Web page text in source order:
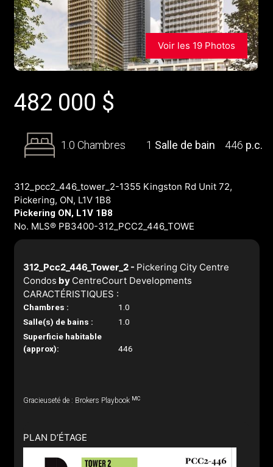
Voir les 19 Photos
482 000 $
1.0 Chambres 1 Salle de bain 446 p.c.
312_pcc2_446_tower_2-1355 Kingston Rd Unit 72,
Pickering, ON, L1V 1B8
Pickering ON, L1V 1B8
No. MLS® PB3400-312_PCC2_446_TOWE
312_Pcc2_446_Tower_2 - Pickering City Centre
Condos by CentreCourt Developments
CARACTÉRISTIQUES :
Chambres :
1.0
Salle(s) de bains :
1.0
Superficie habitable
(approx):
446
Gracieuseté de : Brokers Playbook MC
PLAN D’ÉTAGE